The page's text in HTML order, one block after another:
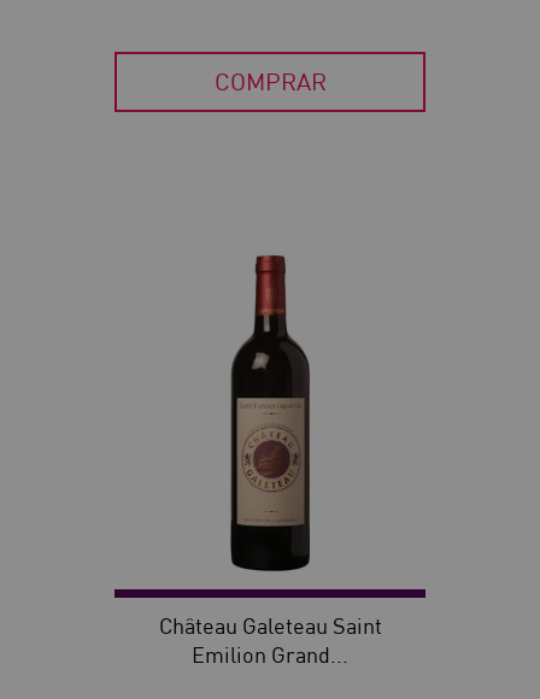
COMPRAR
Château Galeteau Saint
Emilion Grand...